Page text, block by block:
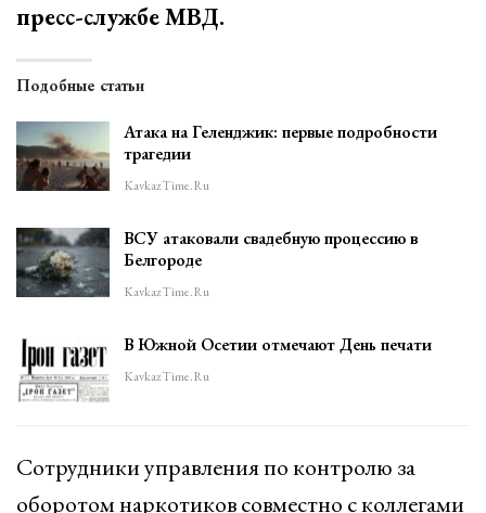
пресс-службе МВД.
Подобные статьи
Атака на Геленджик: первые подробности
трагедии
KavkazTime.ru
ВСУ атаковали свадебную процессию в
Белгороде
KavkazTime.ru
В Южной Осетии отмечают День печати
KavkazTime.ru
Сотрудники управления по контролю за
оборотом наркотиков совместно с коллегами